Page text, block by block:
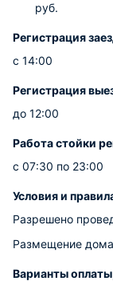
руб.
Регистрация
с 14:00
Регистрация
до 12:00
Работа стойки
с 07:30 по 23:00
Условия и
Разрешено
Размещение
Варианты